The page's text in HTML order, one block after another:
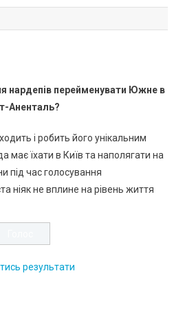
нардепів перейменувати Южне в
Аненталь?
і робить його унікальним
має їхати в Київ та наполягати на
під час голосування
ніяк не вплине на рівень життя
результати